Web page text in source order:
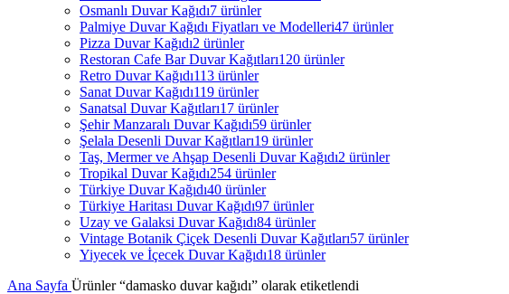
Osmanlı Duvar Kağıdı7 ürünler
Palmiye Duvar Kağıdı Fiyatları ve Modelleri47 ürünler
Pizza Duvar Kağıdı2 ürünler
Restoran Cafe Bar Duvar Kağıtları120 ürünler
Retro Duvar Kağıdı113 ürünler
Sanat Duvar Kağıdı119 ürünler
Sanatsal Duvar Kağıtları17 ürünler
Şehir Manzaralı Duvar Kağıdı59 ürünler
Şelala Desenli Duvar Kağıtları19 ürünler
Taş, Mermer ve Ahşap Desenli Duvar Kağıdı2 ürünler
Tropikal Duvar Kağıdı254 ürünler
Türkiye Duvar Kağıdı40 ürünler
Türkiye Haritası Duvar Kağıdı97 ürünler
Uzay ve Galaksi Duvar Kağıdı84 ürünler
Vintage Botanik Çiçek Desenli Duvar Kağıtları57 ürünler
Yiyecek ve İçecek Duvar Kağıdı18 ürünler
Ana Sayfa Ürünler “damasko duvar kağıdı” olarak etiketlendi